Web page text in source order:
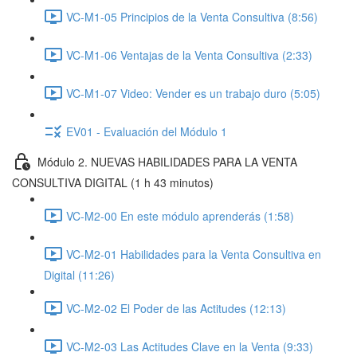
VC-M1-05 Principios de la Venta Consultiva (8:56)
VC-M1-06 Ventajas de la Venta Consultiva (2:33)
VC-M1-07 Video: Vender es un trabajo duro (5:05)
EV01 - Evaluación del Módulo 1
Módulo 2. NUEVAS HABILIDADES PARA LA VENTA
CONSULTIVA DIGITAL (1 h 43 minutos)
VC-M2-00 En este módulo aprenderás (1:58)
VC-M2-01 Habilidades para la Venta Consultiva en
Digital (11:26)
VC-M2-02 El Poder de las Actitudes (12:13)
VC-M2-03 Las Actitudes Clave en la Venta (9:33)